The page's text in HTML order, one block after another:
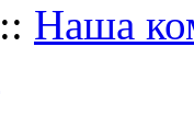
:: Наша